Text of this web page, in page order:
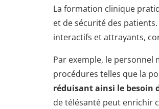
La formation clinique
et de sécurité des
interactifs et attrayants,
Par exemple, le personnel
procédures telles que la
réduisant ainsi le besoin
de télésanté peut enrichir